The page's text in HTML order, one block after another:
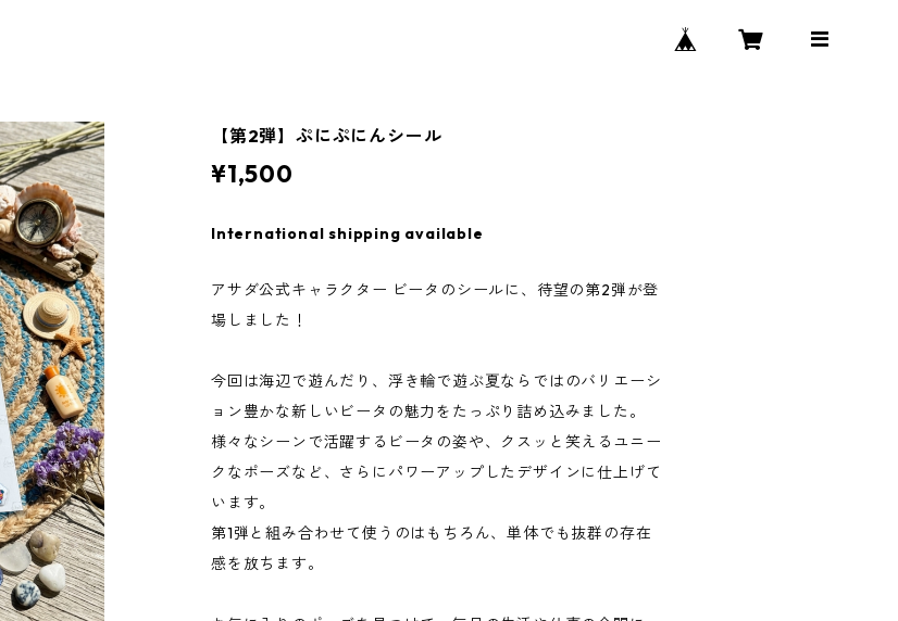
【第2弾】ぷにぷにんシール
¥1,500
International shipping available
アサダ公式キャラクター ビータのシールに、待望の第2弾が登
場しました！
今回は海辺で遊んだり、浮き輪で遊ぶ夏ならではのバリエーシ
ョン豊かな新しいビータの魅力をたっぷり詰め込みました。
様々なシーンで活躍するビータの姿や、クスッと笑えるユニー
クなポーズなど、さらにパワーアップしたデザインに仕上げて
います。
第1弾と組み合わせて使うのはもちろん、単体でも抜群の存在
感を放ちます。